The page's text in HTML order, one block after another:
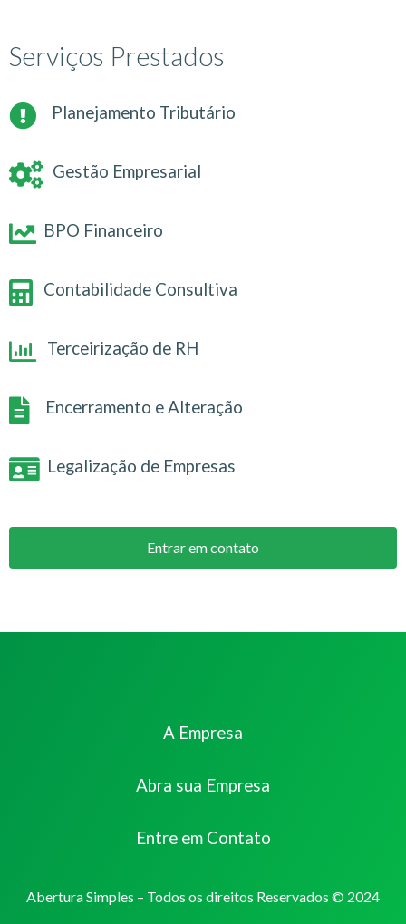
Serviços Prestados
Planejamento Tributário
Gestão Empresarial
BPO Financeiro
Contabilidade Consultiva
Terceirização de RH
Encerramento e Alteração
Legalização de Empresas
Entrar em contato
A Empresa
Abra sua Empresa
Entre em Contato
Abertura Simples – Todos os direitos Reservados © 2024